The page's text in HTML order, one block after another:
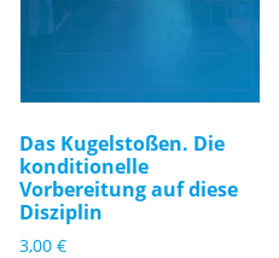
Das Kugelstoßen. Die
konditionelle
Vorbereitung auf diese
Disziplin
3,00 €